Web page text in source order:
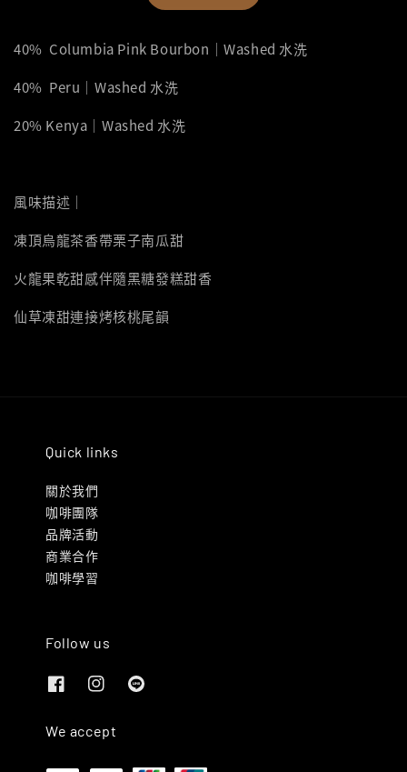
40% Columbia Pink Bourbon｜Washed 水洗
40% Peru｜Washed 水洗
20% Kenya｜Washed 水洗
風味描述｜
凍頂烏龍茶香帶栗子南瓜甜
火龍果乾甜感伴隨黑糖發糕甜香
仙草凍甜連接烤核桃尾韻
Quick links
關於我們
咖啡團隊
品牌活動
商業合作
咖啡學習
Follow us
We accept